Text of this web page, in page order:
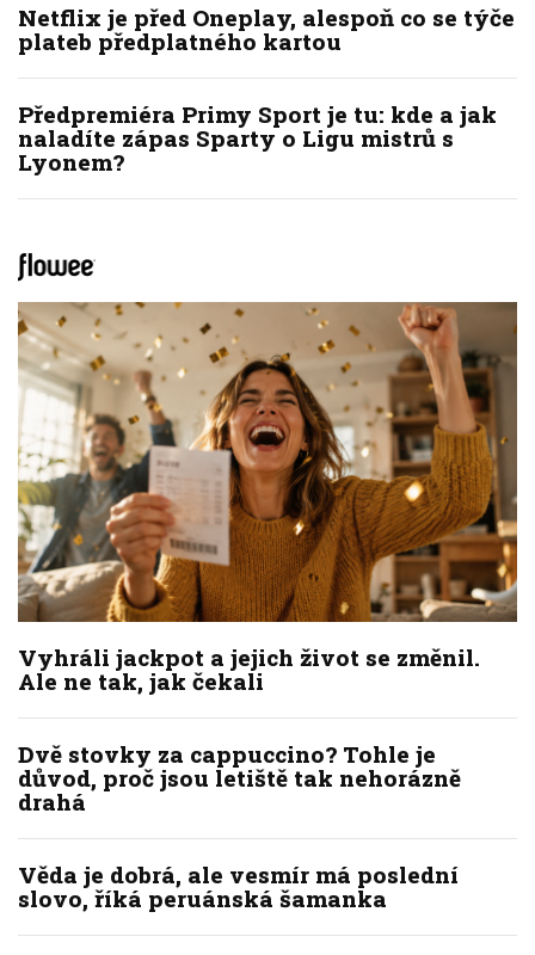
Netflix je před Oneplay, alespoň co se týče
plateb předplatného kartou
Předpremiéra Primy Sport je tu: kde a jak
naladíte zápas Sparty o Ligu mistrů s
Lyonem?
Vyhráli jackpot a jejich život se změnil.
Ale ne tak, jak čekali
Dvě stovky za cappuccino? Tohle je
důvod, proč jsou letiště tak nehorázně
drahá
Věda je dobrá, ale vesmír má poslední
slovo, říká peruánská šamanka